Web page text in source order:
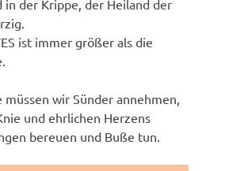
in der Krippe, der Heiland der
ist immer größer als die
müssen wir Sünder annehmen,
und ehrlichen Herzens
bereuen und Buße tun.